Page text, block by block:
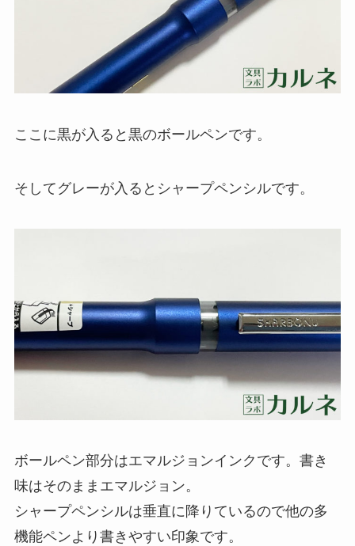
ここに黒が入ると黒のボールペンです。
そしてグレーが入るとシャープペンシルです。
ボールペン部分はエマルジョンインクです。書き
味はそのままエマルジョン。
シャープペンシルは垂直に降りているので他の多
機能ペンより書きやすい印象です。